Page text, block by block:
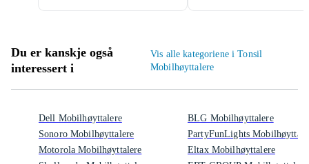
Du er kanskje også
interessert i
Vis alle kategoriene i Tonsil
Mobilhøyttalere
Dell Mobilhøyttalere
Sonoro Mobilhøyttalere
Motorola Mobilhøyttalere
BLG Mobilhøyttalere
PartyFunLights
Eltax Mobilhøyttalere